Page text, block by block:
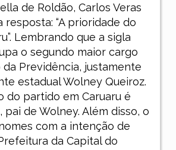
de Roldão, Carlos Veras
resposta: “A prioridade do
Lembrando que a sigla
o segundo maior cargo
Previdência, justamente
estadual Wolney Queiroz.
do partido em Caruaru é
pai de Wolney. Além disso, o
com a intenção de
da Capital do